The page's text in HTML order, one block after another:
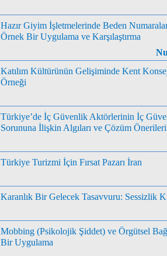
Hazır Giyim İşletmelerinde Beden
Örnek Bir Uygulama ve Karşılaştırma
Katılım Kültürünün Gelişiminde Kent
Örneği
Türkiye’de İç Güvenlik Aktörlerinin İç
Sorununa İlişkin Algıları ve Çözüm Önerileri
Türkiye Turizmi İçin Fırsat Pazarı İran
Karanlık Bir Gelecek Tasavvuru: Sessizlik
Mobbing (Psikolojik Şiddet) ve Örgütsel
Bir Uygulama